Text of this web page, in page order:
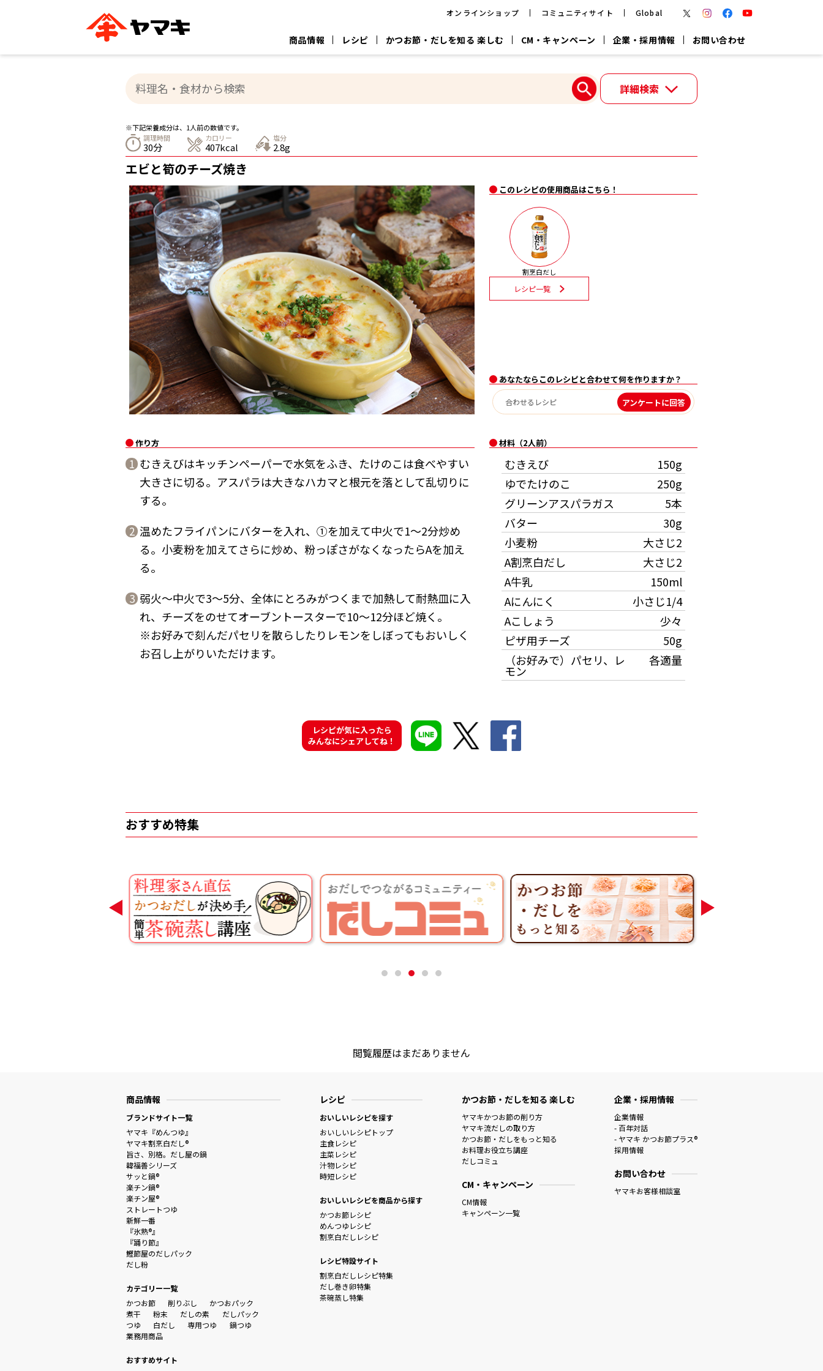
オンラインショップ コミュニティサイト Global
商品情報 レシピ かつお節・だしを知る 楽しむ CM・キャンペーン 企業・採用情報 お問い合わせ
ヤマキ
ヤマキ
楽チン鍋® 楽チン屋®
ストレート
つゆ
カテゴリー別
削りぶし かつおパック 煮干 粉末 だしの素 だしパック 白だし
おいしいレシピTOP
汁物レシピ
レシピ特設サイト
ヤマキかつお節の削り方 ヤマキ流だしの取り方
企業情報
ジョブリターン制
詳細検索
※下記栄養成分は、1人前の数値です。
調理時間
30分
カロリー
407kcal
塩分
2.8g
エビと筍のチーズ焼き
このレシピの使用商品はこちら！
割烹白だし
レシピ一覧
あなたならこのレシピと合わせて何を作りますか？
アンケートに回答
作り方
1 むきえびはキッチンペーパーで水気をふき、たけのこは食べやすい
大きさに切る。アスパラは大きなハカマと根元を落として乱切りに
する。
2 温めたフライパンにバターを入れ、①を加えて中火で1～2分炒め
る。小麦粉を加えてさらに炒め、粉っぽさがなくなったらAを加え
る。
3 弱火～中火で3～5分、全体にとろみがつくまで加熱して耐熱皿に入
れ、チーズをのせてオーブントースターで10～12分ほど焼く。
※お好みで刻んだパセリを散らしたりレモンをしぼってもおいしく
お召し上がりいただけます。
材料（2人前）
むきえび
150g
ゆでたけのこ
250g
グリーンアスパラガス
5本
バター
30g
小麦粉
大さじ2
A割烹白だし
大さじ2
A牛乳
150ml
Aにんにく
小さじ1/4
Aこしょう
少々
ピザ用チーズ
50g
（お好みで）パセリ、レ
モン
各適量
レシピが気に入ったら
みんなにシェアしてね！
おすすめ特集
閲覧履歴はまだありません
商品情報
ブランドサイト一覧
ヤマキ『めんつゆ』
ヤマキ割烹白だし®
旨さ、別格。だし屋の鍋
韓福善シリーズ
サッと鍋®
楽チン鍋®
楽チン屋®
ストレートつゆ
新鮮一番
『氷熟®』
『踊り節』
鰹節屋のだしパック
だし粉
カテゴリー一覧
かつお節
削りぶし
かつおパック
煮干
粉末 だしの素
だしパック
つゆ
白だし 専用つゆ
鍋つゆ
業務用商品
おすすめサイト
レシピ
おいしいレシピを探す
おいしいレシピトップ
主食レシピ
主菜レシピ
汁物レシピ
時短レシピ
おいしいレシピを商品から探す
かつお節レシピ
めんつゆレシピ
割烹白だしレシピ
レシピ特設サイト
割烹白だしレシピ特集
だし巻き卵特集
茶碗蒸し特集
かつお節・だしを知る 楽しむ
ヤマキかつお節の削り方
ヤマキ流だしの取り方
かつお節・だしをもっと知る
お料理お役立ち講座
だしコミュ
CM・キャンペーン
CM情報
キャンペーン一覧
企業・採用情報
企業情報
- 百年対話
- ヤマキ かつお節プラス®
採用情報
お問い合わせ
ヤマキお客様相談室